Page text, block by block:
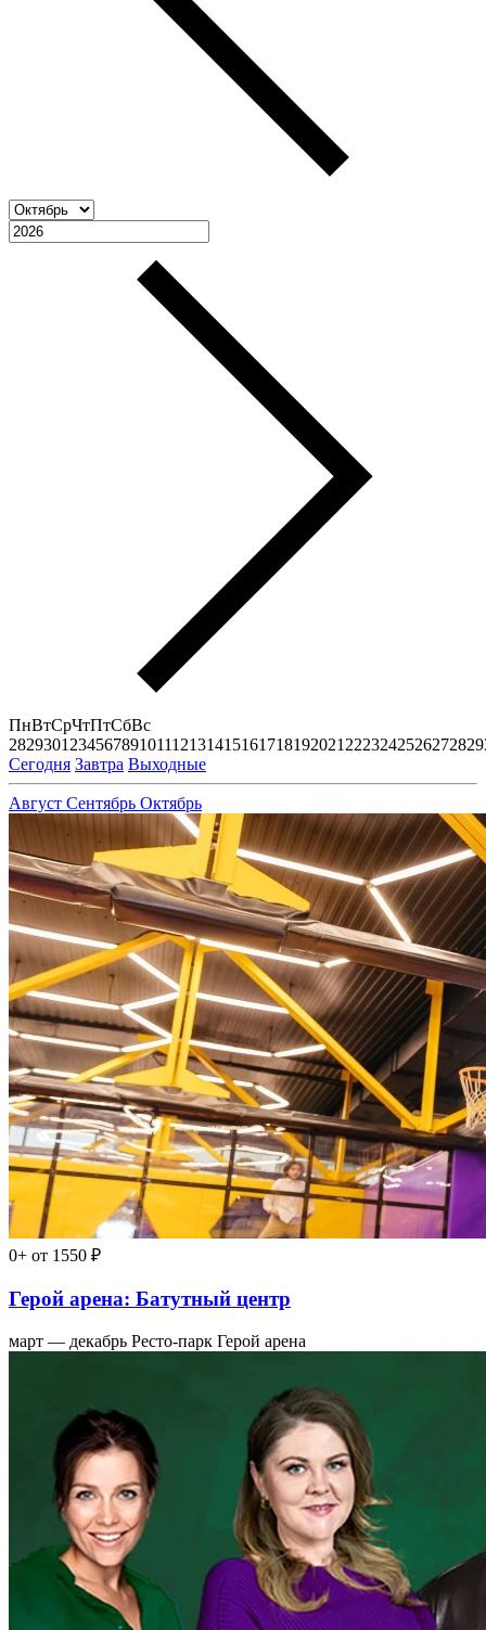
ПнВтСрЧтПтСбВс
2829301234567891011121314151617181920212223242526272829
Сегодня Завтра Выходные
Август Сентябрь Октябрь
0+ от 1550 ₽
Герой арена: Батутный центр
март — декабрь Ресто-парк Герой арена